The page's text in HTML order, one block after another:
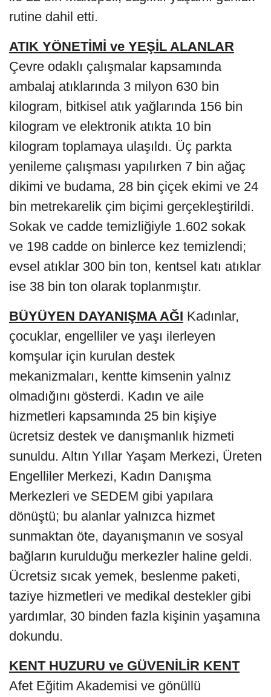
rutine dahil etti.
ATIK YÖNETİMİ ve YEŞİL ALANLAR
Çevre odaklı çalışmalar kapsamında
ambalaj atıklarında 3 milyon 630 bin
kilogram, bitkisel atık yağlarında 156 bin
kilogram ve elektronik atıkta 10 bin
kilogram toplamaya ulaşıldı. Üç parkta
yenileme çalışması yapılırken 7 bin ağaç
dikimi ve budama, 28 bin çiçek ekimi ve 24
bin metrekarelik çim biçimi gerçekleştirildi.
Sokak ve cadde temizliğiyle 1.602 sokak
ve 198 cadde on binlerce kez temizlendi;
evsel atıklar 300 bin ton, kentsel katı atıklar
ise 38 bin ton olarak toplanmıştır.
BÜYÜYEN DAYANIŞMA AĞI Kadınlar,
çocuklar, engelliler ve yaşı ilerleyen
komşular için kurulan destek
mekanizmaları, kentte kimsenin yalnız
olmadığını gösterdi. Kadın ve aile
hizmetleri kapsamında 25 bin kişiye
ücretsiz destek ve danışmanlık hizmeti
sunuldu. Altın Yıllar Yaşam Merkezi, Üreten
Engelliler Merkezi, Kadın Danışma
Merkezleri ve SEDEM gibi yapılara
dönüştü; bu alanlar yalnızca hizmet
sunmaktan öte, dayanışmanın ve sosyal
bağların kurulduğu merkezler haline geldi.
Ücretsiz sıcak yemek, beslenme paketi,
taziye hizmetleri ve medikal destekler gibi
yardımlar, 30 binden fazla kişinin yaşamına
dokundu.
KENT HUZURU ve GÜVENİLİR KENT
Afet Eğitim Akademisi ve gönüllü